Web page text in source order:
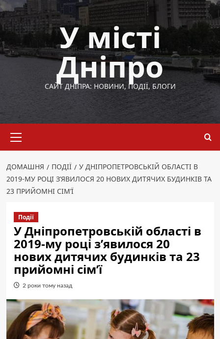
Перейти
до
вмісту
У місті
Дніпро
САЙТ ДНІПРА: НОВИНИ, ПОДІЇ, БЛОГИ
меню
ДОМАШНЯ ПОДІЇ
У ДНІПРОПЕТРОВСЬКІЙ ОБЛАСТІ В
2019-МУ РОЦІ З’ЯВИЛОСЯ 20 НОВИХ ДИТЯЧИХ БУДИНКІВ ТА
23 ПРИЙОМНІ СІМ’Ї
Події
У Дніпропетровській області в
2019-му році з’явилося 20
нових дитячих будинків та 23
прийомні сім’ї
2 роки тому назад